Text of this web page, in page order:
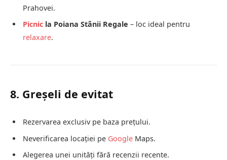
Prahovei.
Picnic la Poiana Stânii Regale – loc ideal pentru
relaxare.
8. Greșeli de evitat
Rezervarea exclusiv pe baza prețului.
Neverificarea locației pe Google Maps.
Alegerea unei unități fără recenzii recente.